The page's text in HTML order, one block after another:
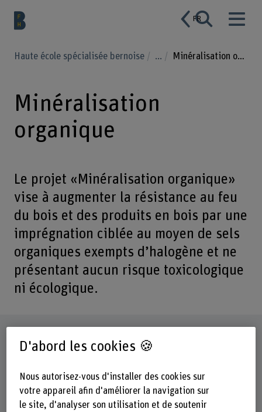
FR
Haute école spécialisée bernoise ... Minéralisation organique
Minéralisation
organique
Le projet «Minéralisation organique»
vise à augmenter la résistance au feu
du bois et des produits en bois par une
imprégnation ciblée au moyen de sels
organiques exempts d’halogène et ne
présentant aucun risque toxicologique
ni écologique.
Architecture, bois et génie civil
Organisation d'encouragement
D'abord les cookies 🍪
Nous autorisez-vous d'installer des cookies sur
votre appareil afin d'améliorer la navigation sur
le site, d'analyser son utilisation et de soutenir